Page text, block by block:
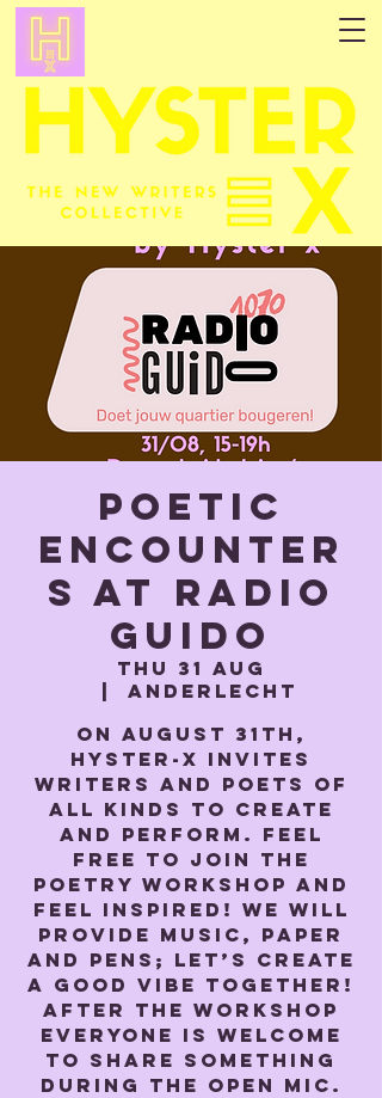
Poetic
Encounter
s at Radio
Guido
Thu 31 Aug
Anderlecht
On august 31th,
Hyster-X invites
writers and poets of
all kinds to create
and perform. Feel
free to join the
poetry workshop and
feel inspired! We will
provide music, paper
and pens; let’s create
a good vibe together!
After the workshop
everyone is welcome
to share something
during the open mic.